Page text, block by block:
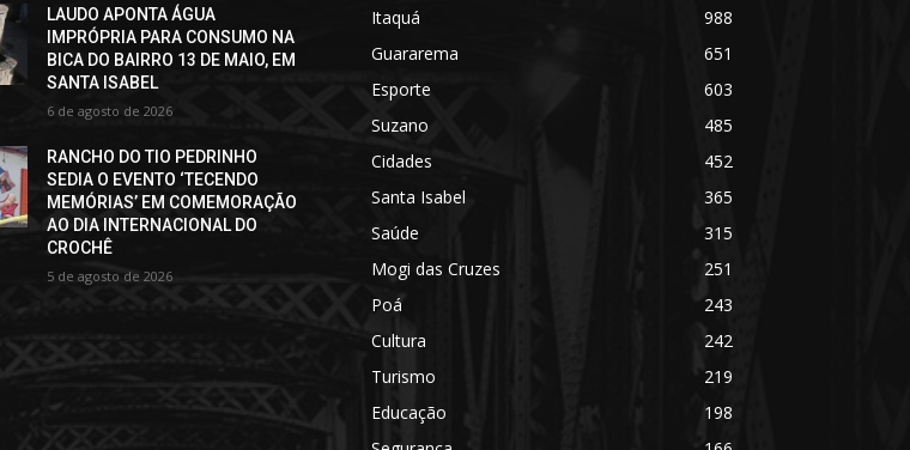
LAUDO APONTA ÁGUA
IMPRÓPRIA PARA CONSUMO NA
BICA DO BAIRRO 13 DE MAIO, EM
SANTA ISABEL
6 de agosto de 2026
RANCHO DO TIO PEDRINHO
SEDIA O EVENTO ‘TECENDO
MEMÓRIAS’ EM COMEMORAÇÃO
AO DIA INTERNACIONAL DO
CROCHÊ
5 de agosto de 2026
Itaquá
988
Guararema
651
Esporte
603
Suzano
485
Cidades
452
Santa Isabel
365
Saúde
315
Mogi das Cruzes
251
Poá
243
Cultura
242
Turismo
219
Educação
198